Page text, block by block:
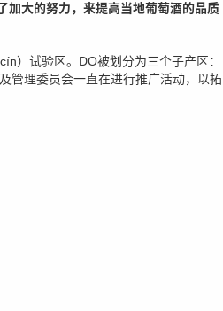
加大的努力，来提高当地葡萄酒的品质
）试验区。DO被划分为三个子产区：
管理委员会一直在进行推广活动，以拓